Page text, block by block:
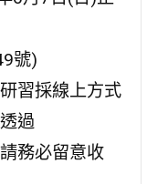
號)
習採線上方式
過
務必留意收